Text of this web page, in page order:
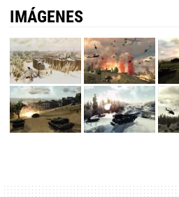
IMÁGENES